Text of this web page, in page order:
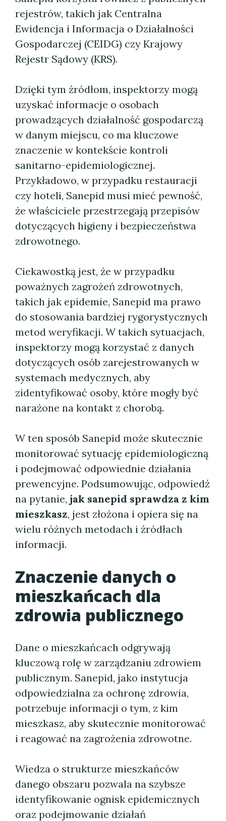
rejestrów, takich jak Centralna
Ewidencja i Informacja o Działalności
Gospodarczej (CEIDG) czy Krajowy
Rejestr Sądowy (KRS).
Dzięki tym źródłom, inspektorzy mogą
uzyskać informacje o osobach
prowadzących działalność gospodarczą
w danym miejscu, co ma kluczowe
znaczenie w kontekście kontroli
sanitarno-epidemiologicznej.
Przykładowo, w przypadku restauracji
czy hoteli, Sanepid musi mieć pewność,
że właściciele przestrzegają przepisów
dotyczących higieny i bezpieczeństwa
zdrowotnego.
Ciekawostką jest, że w przypadku
poważnych zagrożeń zdrowotnych,
takich jak epidemie, Sanepid ma prawo
do stosowania bardziej rygorystycznych
metod weryfikacji. W takich sytuacjach,
inspektorzy mogą korzystać z danych
dotyczących osób zarejestrowanych w
systemach medycznych, aby
zidentyfikować osoby, które mogły być
narażone na kontakt z chorobą.
W ten sposób Sanepid może skutecznie
monitorować sytuację epidemiologiczną
i podejmować odpowiednie działania
prewencyjne. Podsumowując, odpowiedź
na pytanie, jak sanepid sprawdza z kim
mieszkasz, jest złożona i opiera się na
wielu różnych metodach i źródłach
informacji.
Znaczenie danych o
mieszkańcach dla
zdrowia publicznego
Dane o mieszkańcach odgrywają
kluczową rolę w zarządzaniu zdrowiem
publicznym. Sanepid, jako instytucja
odpowiedzialna za ochronę zdrowia,
potrzebuje informacji o tym, z kim
mieszkasz, aby skutecznie monitorować
i reagować na zagrożenia zdrowotne.
Wiedza o strukturze mieszkańców
danego obszaru pozwala na szybsze
identyfikowanie ognisk epidemicznych
oraz podejmowanie działań